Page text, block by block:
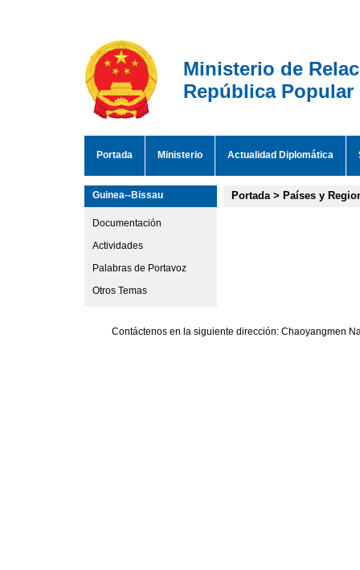
Ministerio de
República Popular
Portada Ministerio Actualidad Diplomática
Guinea--Bissau
Documentación
Actividades
Palabras de Portavoz
Otros Temas
Portada> Países y
Contáctenos en la siguiente dirección: Chaoyangmen